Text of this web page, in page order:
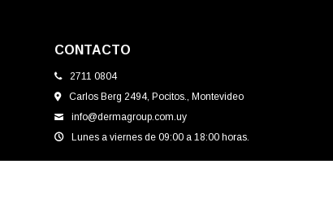
CONTACTO
2711 0804
Carlos Berg 2494, Pocitos., Montevideo
info@dermagroup.com.uy
Lunes a viernes de 09:00 a 18:00 horas.